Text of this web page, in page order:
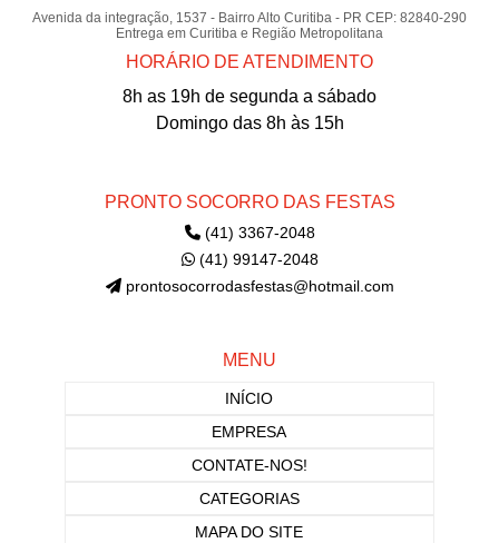
Avenida da integração, 1537 - Bairro Alto Curitiba - PR CEP: 82840-290
Entrega em Curitiba e Região Metropolitana
HORÁRIO DE ATENDIMENTO
8h as 19h de segunda a sábado
Domingo das 8h às 15h
PRONTO SOCORRO DAS FESTAS
(41) 3367-2048
(41) 99147-2048
prontosocorrodasfestas@hotmail.com
MENU
INÍCIO
EMPRESA
CONTATE-NOS!
CATEGORIAS
MAPA DO SITE